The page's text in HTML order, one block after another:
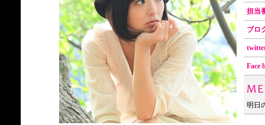
担
ブロ
Face
明日